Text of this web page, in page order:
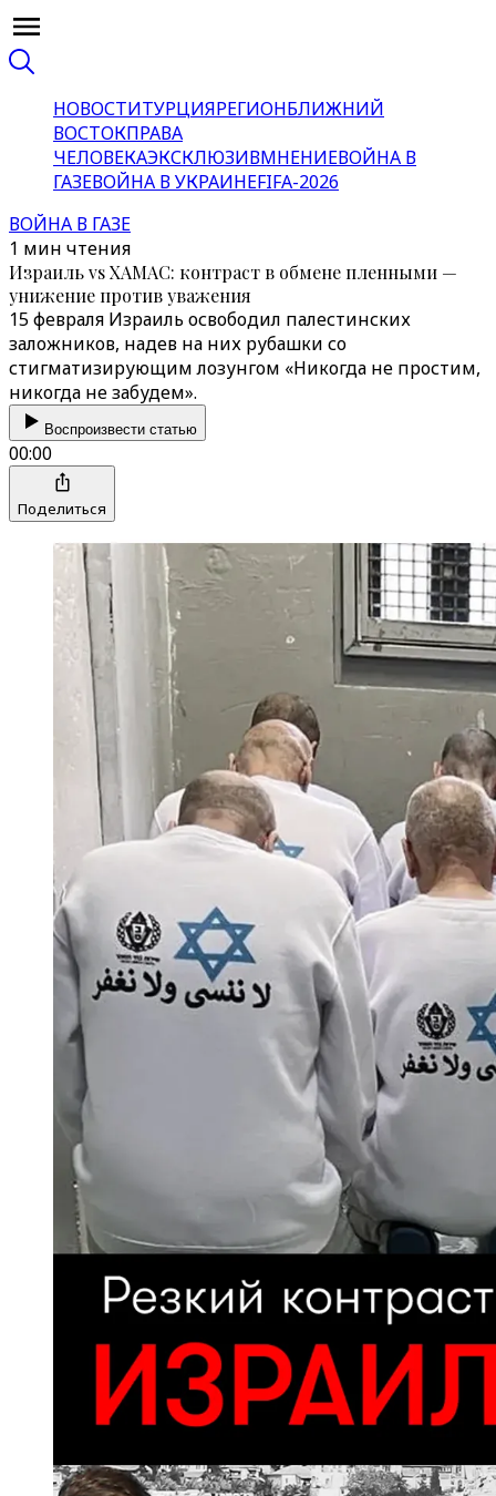
НОВОСТИТУРЦИЯРЕГИОНБЛИЖНИЙ
ВОСТОКПРАВА
ЧЕЛОВЕКАЭКСКЛЮЗИВМНЕНИЕВОЙНА В
ГАЗЕВОЙНА В УКРАИНЕFIFA-2026
ВОЙНА В ГАЗЕ
1 мин чтения
Израиль vs ХАМАС: контраст в обмене пленными —
унижение против уважения
15 февраля Израиль освободил палестинских
заложников, надев на них рубашки со
стигматизирующим лозунгом «Никогда не простим,
никогда не забудем».
Воспроизвести статью
00:00
Поделиться